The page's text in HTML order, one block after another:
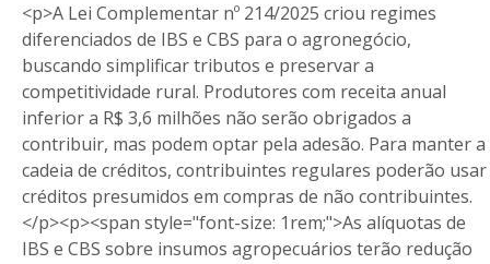
<p>A Lei Complementar nº 214/2025 criou regimes
diferenciados de IBS e CBS para o agronegócio,
buscando simplificar tributos e preservar a
competitividade rural. Produtores com receita anual
inferior a R$ 3,6 milhões não serão obrigados a
contribuir, mas podem optar pela adesão. Para manter a
cadeia de créditos, contribuintes regulares poderão usar
créditos presumidos em compras de não contribuintes.
</p><p><span style="font-size: 1rem;">As alíquotas de
IBS e CBS sobre insumos agropecuários terão redução